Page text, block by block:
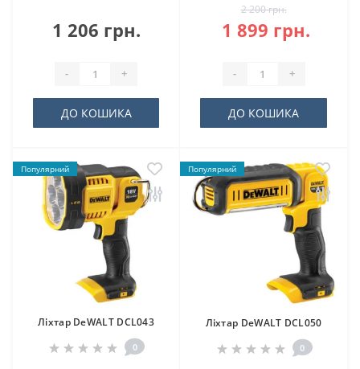
1 206 грн.
- +
ДО КОШИКА
2 200 грн.
1 899 грн.
- +
ДО КОШИКА
Популярний
Ліхтар DeWALT DCL043
0
Популярний
Ліхтар DeWALT DCL050
0